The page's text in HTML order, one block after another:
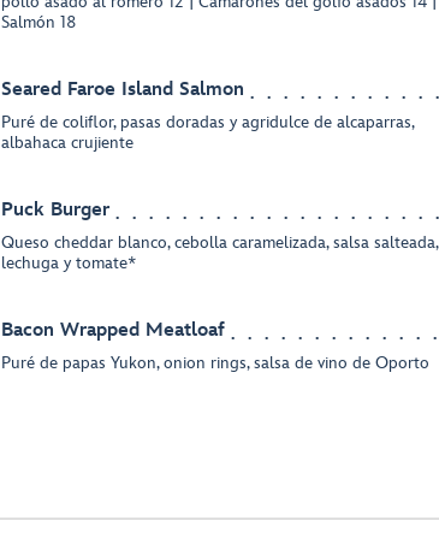
Salmón 18
Seared Faroe Island Salmon
Puré de coliflor, pasas doradas y agridulce de alcaparras,
albahaca crujiente
Puck Burger
Queso cheddar blanco, cebolla caramelizada, salsa salteada,
lechuga y tomate*
Bacon Wrapped Meatloaf
Puré de papas Yukon, onion rings, salsa de vino de Oporto